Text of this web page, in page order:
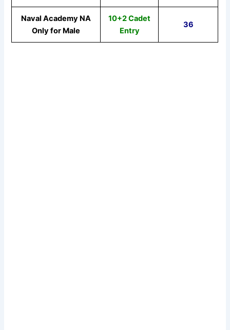
Naval Academy NA
Only for Male
10+2 Cadet
Entry
36